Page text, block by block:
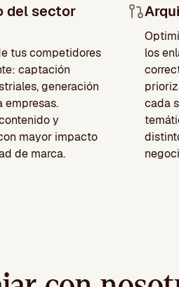
del sector
tus competidores
captación
generación
empresas.
y
mayor impacto
de marca.
los
cada